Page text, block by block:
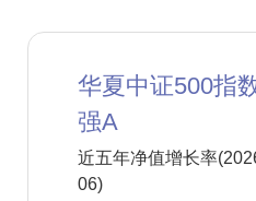
华夏中证500指
强A
近五年净值增长率
06)